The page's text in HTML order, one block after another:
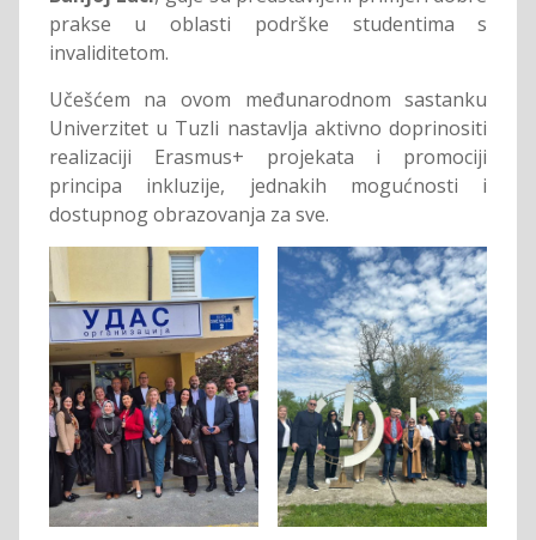
prakse u oblasti podrške studentima s
invaliditetom.
Učešćem na ovom međunarodnom sastanku
Univerzitet u Tuzli nastavlja aktivno doprinositi
realizaciji Erasmus+ projekata i promociji
principa inkluzije, jednakih mogućnosti i
dostupnog obrazovanja za sve.